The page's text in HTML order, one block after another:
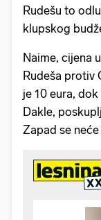
Rudešu to
klupskog
Naime, cijena
Rudeša protiv
je 10 eura,
Dakle,
Zapad se